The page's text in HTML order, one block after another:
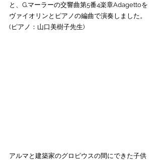
と、G.マーラーの交響曲第5番4楽章Adagettoを
ヴァイオリンとピアノの編曲で演奏しました。
(ピアノ：山口美樹子先生)
アルマと建築家のグロピウスの間にできた子供